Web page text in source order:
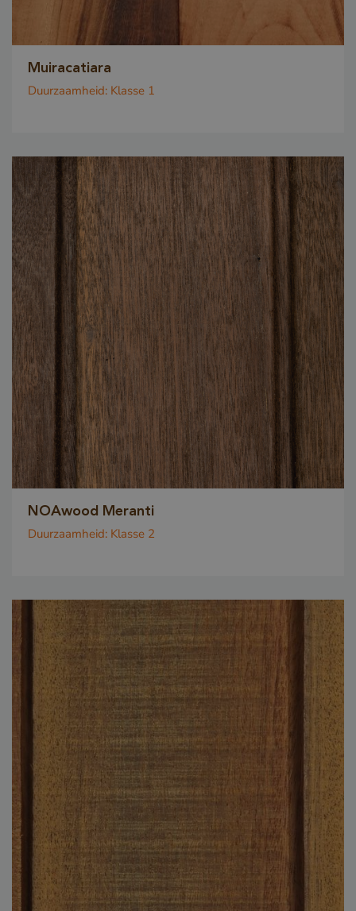
Muiracatiara
Duurzaamheid: Klasse 1
NOAwood Meranti
Duurzaamheid: Klasse 2